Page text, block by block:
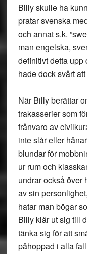
Billy skulle ha
pratar svenska
och annat s.k.
man engelska,
definitivt detta upp
hade dock svårt
När Billy berättar
trakasserier som
frånvaro av
inte slår eller
blundar för
ur rum och
undrar också över
av sin
hatar man bögar
Billy klär ut sig till
tänka sig för att
påhoppad i alla